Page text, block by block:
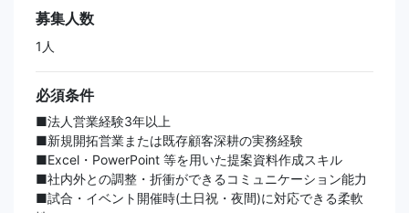
募集人数
1人
必須条件
■法人営業経験3年以上
■新規開拓営業または既存顧客深耕の実務経験
■Excel・PowerPoint 等を用いた提案資料作成スキル
■社内外との調整・折衝ができるコミュニケーション能力
■試合・イベント開催時(土日祝・夜間)に対応できる柔軟